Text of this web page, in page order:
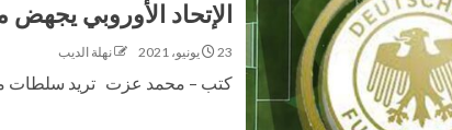
الإتحاد الأوروبي يجهض
23 يونيو، 2021 نهلة الديب
كتب – محمد عزت تريد سلطات